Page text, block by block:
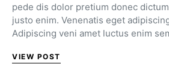
pede dis dolor pretium donec
justo enim. Venenatis eget
Adipiscing veni amet luctus enim
VIEW POST